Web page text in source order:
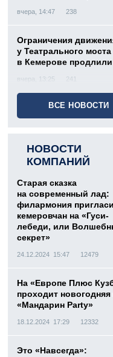
вчера, 14:47 238
Ограничения
у Театрального моста
в Кемерове продлили
вчера, 13:25 241
ВСЕ НОВОСТИ
НОВОСТИ
КОМПАНИЙ
Старая сказка
на современный лад:
филармония
кемеровчан на «Гуси-
лебеди, или
секрет»
24.12.2024 15:47 12479
На «Европе Плюс
проходит новогодняя
«Мандарин Party»
18.12.2024 17:29 12332
Это «Навсегда»: